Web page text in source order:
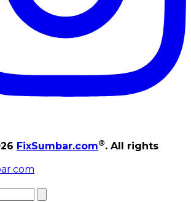
FixSumbar.com®. All rights